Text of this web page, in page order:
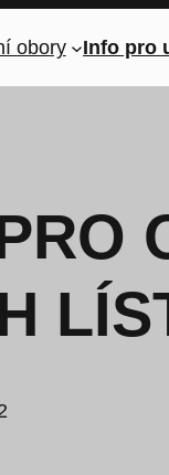
obory Info pro